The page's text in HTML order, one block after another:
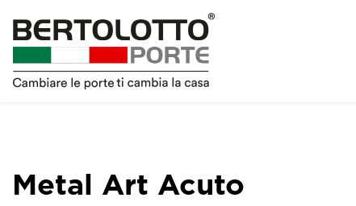
Metal Art Acuto